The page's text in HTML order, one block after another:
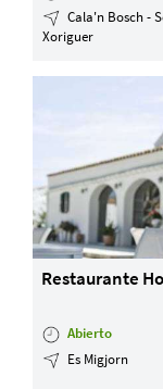
Cala'n Bosch -
Xoriguer
Restaurante
Abierto
Es Migjorn